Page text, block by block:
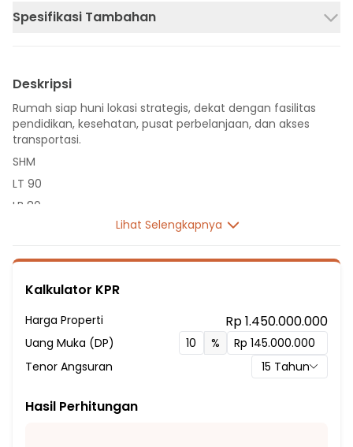
Spesifikasi Tambahan
Deskripsi
Rumah siap huni lokasi strategis, dekat dengan fasilitas
pendidikan, kesehatan, pusat perbelanjaan, dan akses
transportasi.
SHM
LT 90
LB 80
Listrik 1300 VA
Sumber Air Tanah
Hadap Selatan
Fasilitas Sekitar Hunian:
1 Menit ke Sekolah Dasar Negeri Tanah Baru 5
1 Menit ke SDN Tanah Baru 2
Lihat Selengkapnya
Kalkulator KPR
Harga Properti Rp 1.450.000.000
Uang Muka (DP)
%
Tenor Angsuran
15 Tahun
Hasil Perhitungan